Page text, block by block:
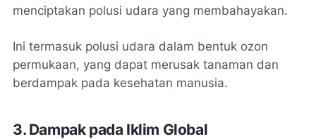
menciptakan polusi udara yang membahayakan.
Ini termasuk polusi udara dalam bentuk ozon
permukaan, yang dapat merusak tanaman dan
berdampak pada kesehatan manusia.
3. Dampak pada Iklim Global